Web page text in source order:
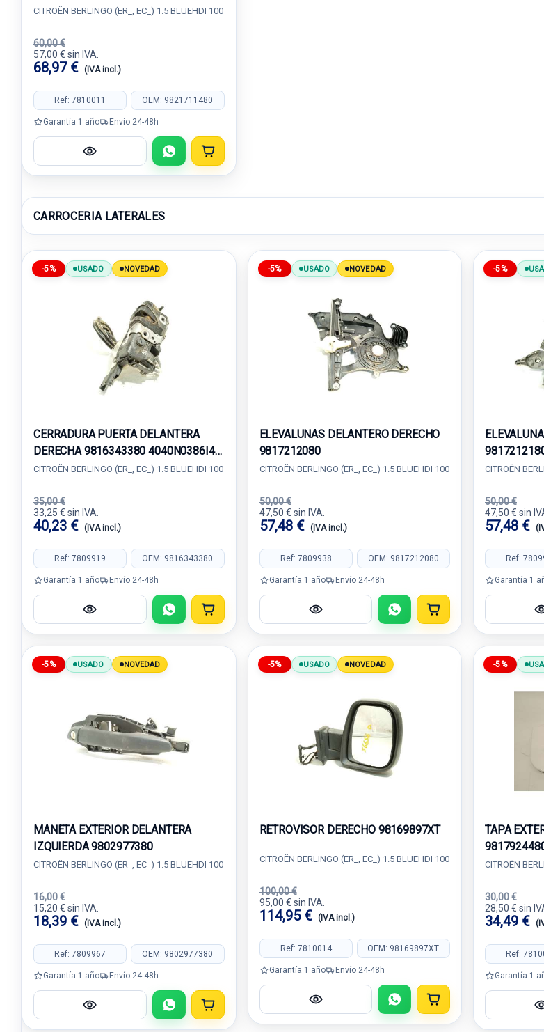
CITROËN BERLINGO (ER_, EC_) 1.5 BLUEHDI 100
60,00 €
57,00 € sin IVA.
68,97 € (IVA incl.)
Ref: 7810011 OEM: 9821711480
Garantía 1 año Envío 24-48h
CARROCERIA LATERALES
-5% USADO NOVEDAD
CERRADURA PUERTA DELANTERA
DERECHA 9816343380 4040N0386I4
S3M16943581
CITROËN BERLINGO (ER_, EC_) 1.5 BLUEHDI 100
35,00 €
33,25 € sin IVA.
40,23 € (IVA incl.)
Ref: 7809919 OEM: 9816343380
Garantía 1 año Envío 24-48h
-5% USADO NOVEDAD
ELEVALUNAS DELANTERO DERECHO
9817212080
CITROËN BERLINGO (ER_, EC_) 1.5 BLUEHDI 100
50,00 €
47,50 € sin IVA.
57,48 € (IVA incl.)
Ref: 7809938 OEM: 9817212080
Garantía 1 año Envío 24-48h
-5%
CITROËN
50,00 €
47,50 € sin
57,48 €
Ref:
Garantía 1
-5% USADO NOVEDAD
MANETA EXTERIOR DELANTERA
IZQUIERDA 9802977380
CITROËN BERLINGO (ER_, EC_) 1.5 BLUEHDI 100
16,00 €
15,20 € sin IVA.
18,39 € (IVA incl.)
Ref: 7809967 OEM: 9802977380
Garantía 1 año Envío 24-48h
-5% USADO NOVEDAD
RETROVISOR DERECHO 98169897XT
CITROËN BERLINGO (ER_, EC_) 1.5 BLUEHDI 100
100,00 €
95,00 € sin IVA.
114,95 € (IVA incl.)
Ref: 7810014 OEM: 98169897XT
Garantía 1 año Envío 24-48h
-5%
TAPA
CITROËN
30,00 €
28,50 € sin
34,49 €
Ref:
Garantía 1